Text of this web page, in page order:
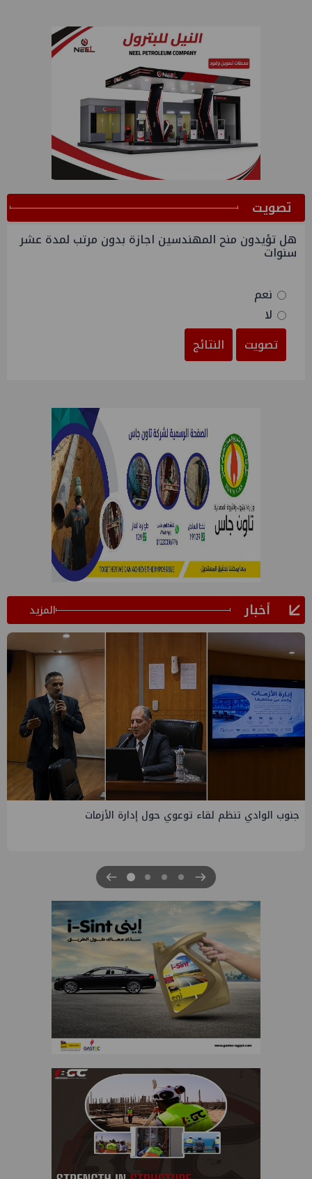
ﺗﺼﻮﻳﺖ
هل تؤيدون منح المهندسين اجازة بدون مرتب لمدة عشر
سنوات
نعم
لا
تصويت
النتائج
أخبار المزيد
التخطيط والبترول يبحثان جهود تحقيق أمن الطاقة ضمن خطة